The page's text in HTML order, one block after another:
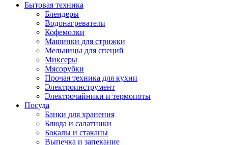
Бытовая техника
Блендеры
Водонагреватели
Кофемолки
Машинки для стрижки
Мельницы для специй
Миксеры
Мясорубки
Прочая техника для кухни
Электроинструмент
Электрочайники и термопоты
Посуда
Банки для хранения
Блюда и салатники
Бокалы и стаканы
Выпечка и запекание